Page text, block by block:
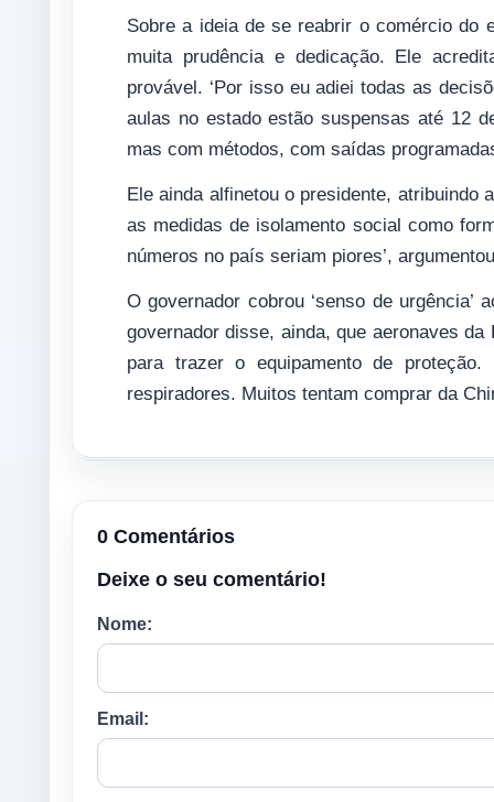
Sobre a ideia de se reabrir o comércio do
muita prudência e dedicação. Ele
provável. ‘Por isso eu adiei todas as
aulas no estado estão suspensas até 12
mas com métodos, com saídas
Ele ainda alfinetou o presidente, atribuindo
as medidas de isolamento social como
números no país seriam piores’,
O governador cobrou ‘senso de
governador disse, ainda, que aeronaves
para trazer o equipamento de
respiradores. Muitos tentam comprar da
0 Comentários
Deixe o seu comentário!
Nome:
Email: